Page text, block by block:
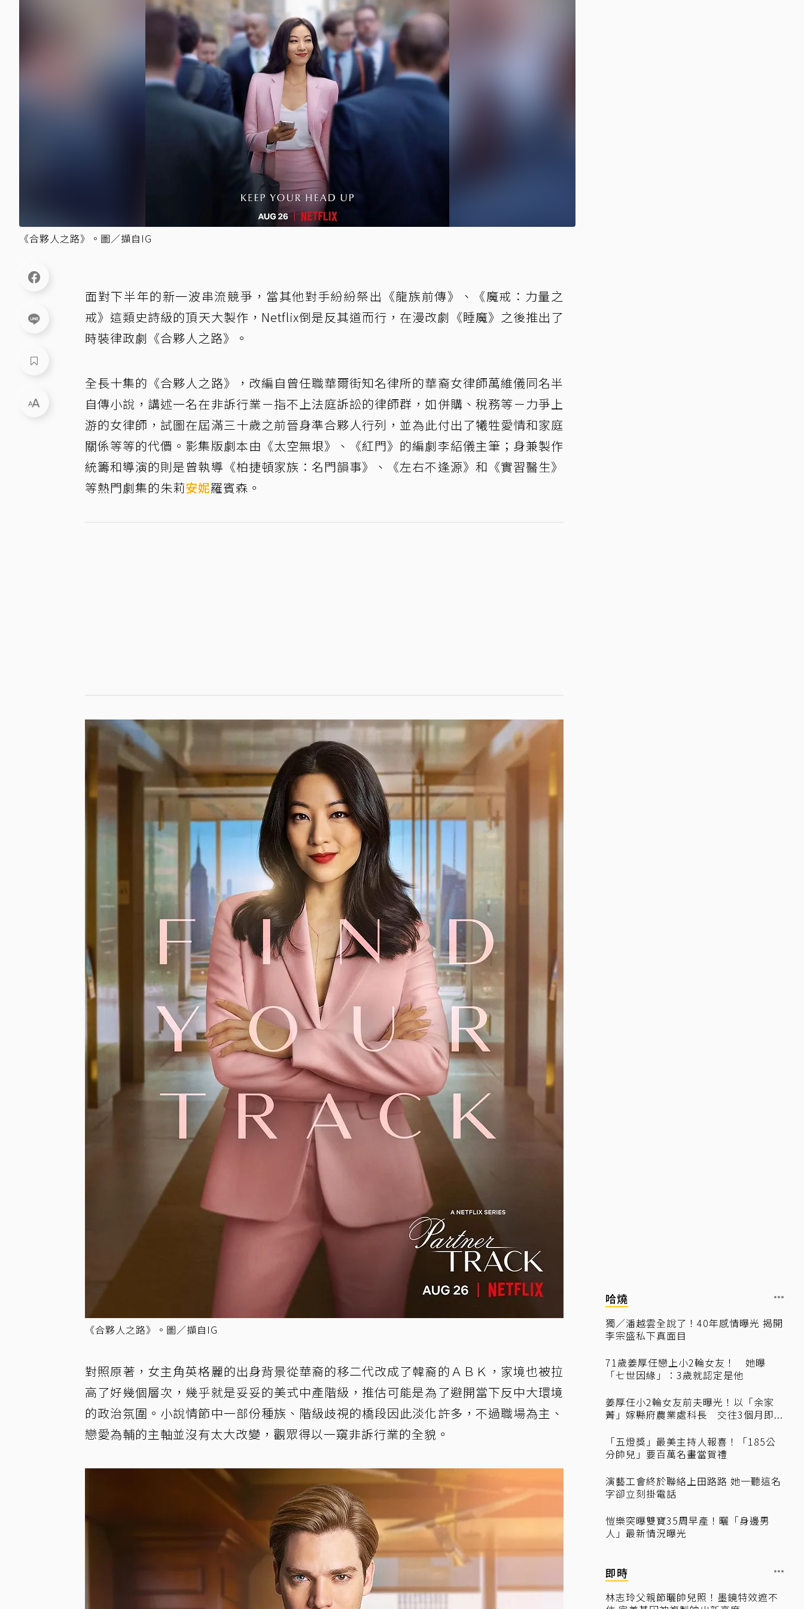
《合夥人之路》。圖／擷自IG
面對下半年的新一波串流競爭，當其他對手紛紛祭出《龍族前傳》、《魔戒：力量之
戒》這類史詩級的頂天大製作，Netflix倒是反其道而行，在漫改劇《睡魔》之後推出了
時裝律政劇《合夥人之路》。
全長十集的《合夥人之路》，改編自曾任職華爾街知名律所的華裔女律師萬維儀同名半
自傳小說，講述一名在非訴行業－指不上法庭訴訟的律師群，如併購、稅務等－力爭上
游的女律師，試圖在屆滿三十歲之前晉身準合夥人行列，並為此付出了犧牲愛情和家庭
關係等等的代價。影集版劇本由《太空無垠》、《紅門》的編劇李紹儀主筆；身兼製作
統籌和導演的則是曾執導《柏捷頓家族：名門韻事》、《左右不逢源》和《實習醫生》
等熱門劇集的朱莉安妮羅賓森。
《合夥人之路》。圖／擷自IG
對照原著，女主角英格麗的出身背景從華裔的移二代改成了韓裔的ＡＢＫ，家境也被拉
高了好幾個層次，幾乎就是妥妥的美式中產階級，推估可能是為了避開當下反中大環境
的政治氛圍。小說情節中一部份種族、階級歧視的橋段因此淡化許多，不過職場為主、
戀愛為輔的主軸並沒有太大改變，觀眾得以一窺非訴行業的全貌。
哈燒
獨／潘越雲全說了！40年感情曝光 揭開
李宗盛私下真面目
71歲姜厚任戀上小2輪女友！ 她曝
「七世因緣」：3歲就認定是他
姜厚任小2輪女友前夫曝光！以「余家
菁」嫁縣府農業處科長 交往3個月即...
「五燈獎」最美主持人報喜！「185公
分帥兒」要百萬名畫當賀禮
演藝工會終於聯絡上田路路 她一聽這名
字卻立刻掛電話
愷樂突曝雙寶35周早產！曬「身邊男
人」最新情況曝光
即時
林志玲父親節曬帥兒照！墨鏡特效遮不